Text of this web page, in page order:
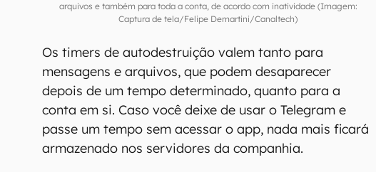
arquivos e também para toda a conta, de acordo com inatividade (Imagem:
Captura de tela/Felipe Demartini/Canaltech)
Os timers de autodestruição valem tanto para
mensagens e arquivos, que podem desaparecer
depois de um tempo determinado, quanto para a
conta em si. Caso você deixe de usar o Telegram e
passe um tempo sem acessar o app, nada mais ficará
armazenado nos servidores da companhia.